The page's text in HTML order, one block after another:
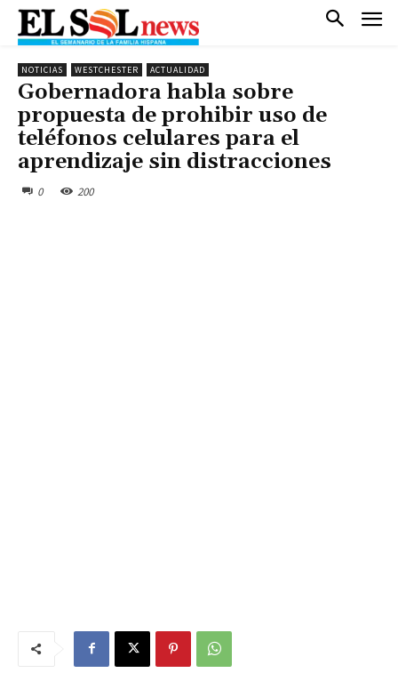
NOTICIAS WESTCHESTER ACTUALIDAD
Gobernadora habla sobre
propuesta de prohibir uso de
teléfonos celulares para el
aprendizaje sin distracciones
0 200